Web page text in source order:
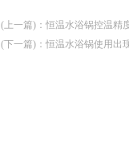
(上一篇) ： 恒温水浴锅控温精
(下一篇) ： 恒温水浴锅使用出